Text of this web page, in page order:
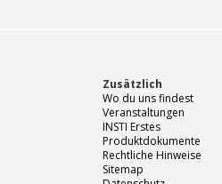
Zusätzlich
Wo du uns findest
Veranstaltungen
INSTI Erstes
Produktdokumente
Rechtliche Hinweise
Sitemap